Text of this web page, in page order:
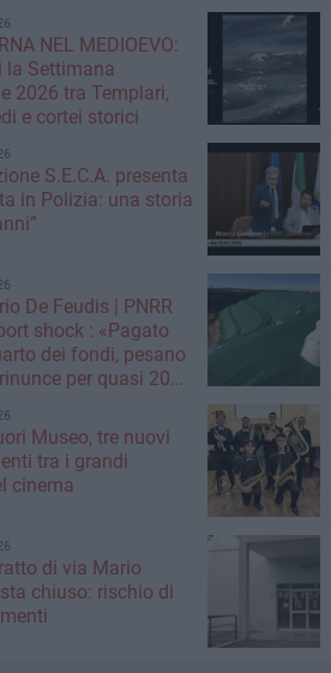
NEL MEDIOEVO:
la Settimana
2026 tra Templari,
e cortei storici
S.E.C.A. presenta
in Polizia: una storia
De Feudis | PNRR
shock : «Pagato
dei fondi, pesano
per quasi 20
Museo, tre nuovi
tra i grandi
cinema
di via Mario
chiuso: rischio di